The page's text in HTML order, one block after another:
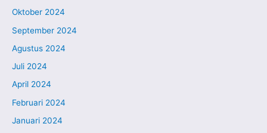
Oktober 2024
September 2024
Agustus 2024
Juli 2024
April 2024
Februari 2024
Januari 2024